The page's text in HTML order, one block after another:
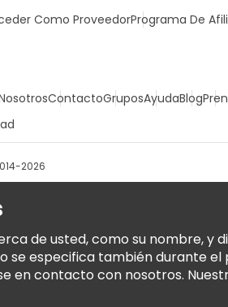
Como ProveedorPrograma De
ContactoGruposAyudaBlog
2026
de usted, como su nombre,
se especifica también durante
en contacto con nosotros.